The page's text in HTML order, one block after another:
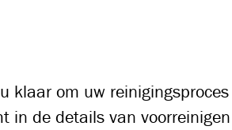
klaar om uw
in de details van